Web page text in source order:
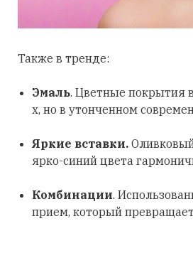
Также в тренде:
Эмаль. Цветные покрытия
х, но в утонченном
Яркие вставки.
ярко-синий цвета
Комбинации.
прием, который